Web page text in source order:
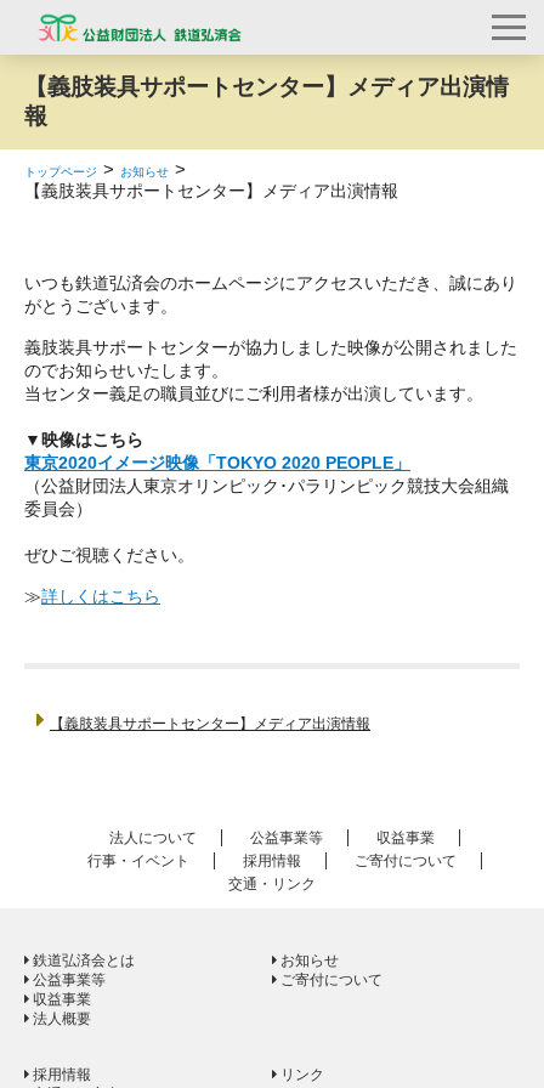
【義肢装具サポートセンター】メディア出演情
報
トップページ お知らせ
【義肢装具サポートセンター】メディア出演情報
いつも鉄道弘済会のホームページにアクセスいただき、誠にあり
がとうございます。
義肢装具サポートセンターが協力しました映像が公開されました
のでお知らせいたします。
当センター義足の職員並びにご利用者様が出演しています。
▼映像はこちら
東京2020イメージ映像「TOKYO 2020 PEOPLE」
（公益財団法人東京オリンピック･パラリンピック競技大会組織
委員会）
ぜひご視聴ください。
≫詳しくはこちら
【義肢装具サポートセンター】メディア出演情報
法人について 公益事業等
収益事業
行事・イベント
採用情報
ご寄付について
交通・リンク
鉄道弘済会とは
公益事業等
収益事業
法人概要
お知らせ
ご寄付について
採用情報
リンク